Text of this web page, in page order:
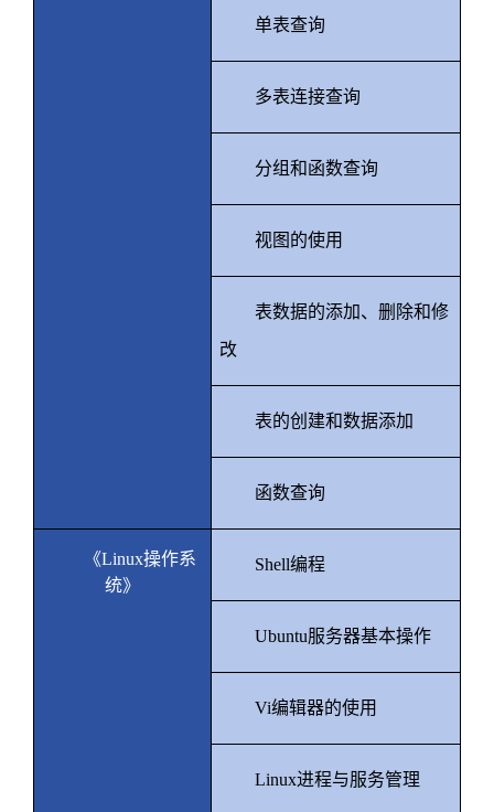
单表查询
多表连接查询
分组和函数查询
视图的使用
表数据的添加、删除和修
改
表的创建和数据添加
函数查询
《Linux操作系
统》
Shell编程
Ubuntu服务器基本操作
Vi编辑器的使用
Linux进程与服务管理